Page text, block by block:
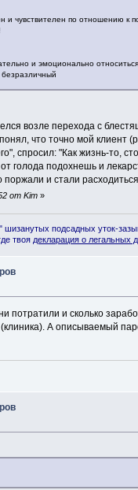
и чувствителен по отношению к
и эмоционально
безразличный
возле перехода с
что точно мой
спросил: "Как жизнь-то,
голода подохнешь и
и стали
от Kim»
подсадных уток-
твоя декларация о легальных
потратили и сколько
А описываемый